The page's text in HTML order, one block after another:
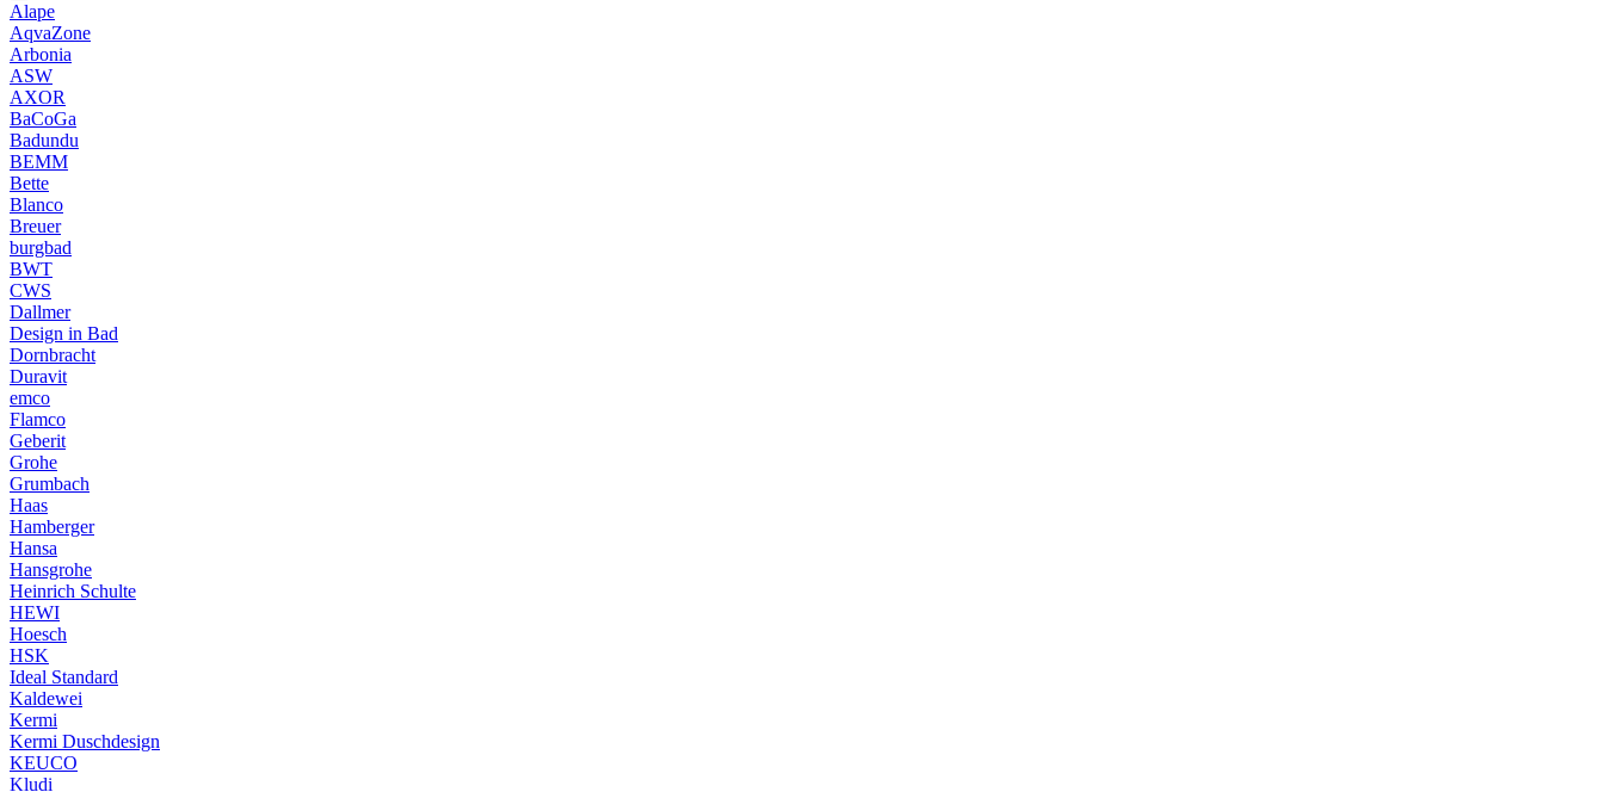
Alape
AqvaZone
Arbonia
ASW
AXOR
BaCoGa
Badundu
BEMM
Bette
Blanco
Breuer
burgbad
BWT
CWS
Dallmer
Design in Bad
Dornbracht
Duravit
emco
Flamco
Geberit
Grohe
Grumbach
Haas
Hamberger
Hansa
Hansgrohe
Heinrich Schulte
HEWI
Hoesch
HSK
Ideal Standard
Kaldewei
Kermi
Kermi Duschdesign
KEUCO
Kludi